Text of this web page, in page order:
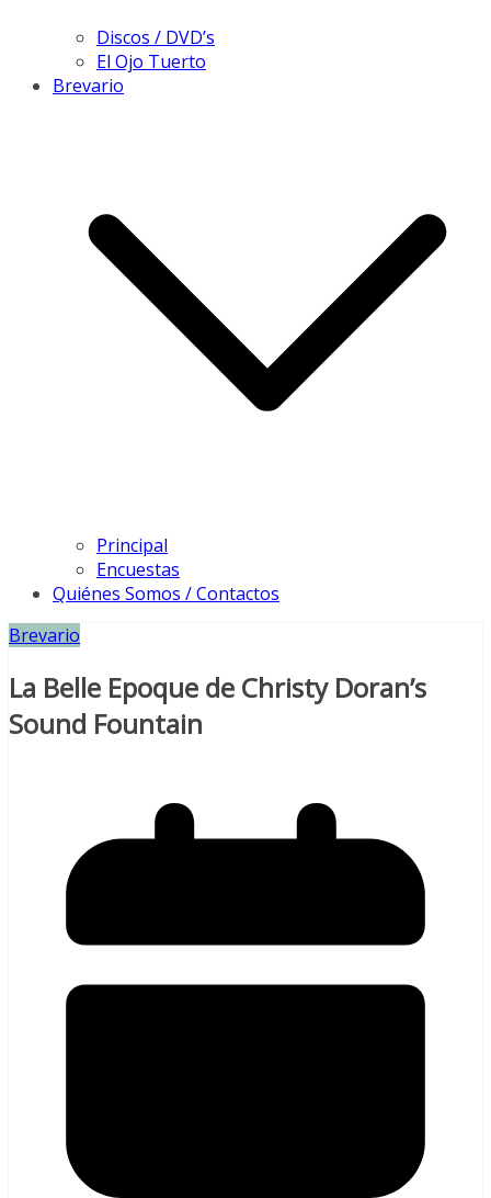
Discos / DVD’s
El Ojo Tuerto
Brevario
Principal
Encuestas
Quiénes Somos / Contactos
Brevario
La Belle Epoque de Christy Doran’s
Sound Fountain